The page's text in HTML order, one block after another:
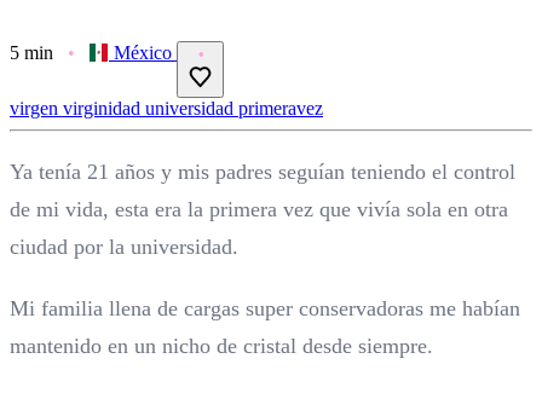
5 min México
virgen virginidad universidad primeravez
Ya tenía 21 años y mis padres seguían teniendo el control
de mi vida, esta era la primera vez que vivía sola en otra
ciudad por la universidad.
Mi familia llena de cargas super conservadoras me habían
mantenido en un nicho de cristal desde siempre.